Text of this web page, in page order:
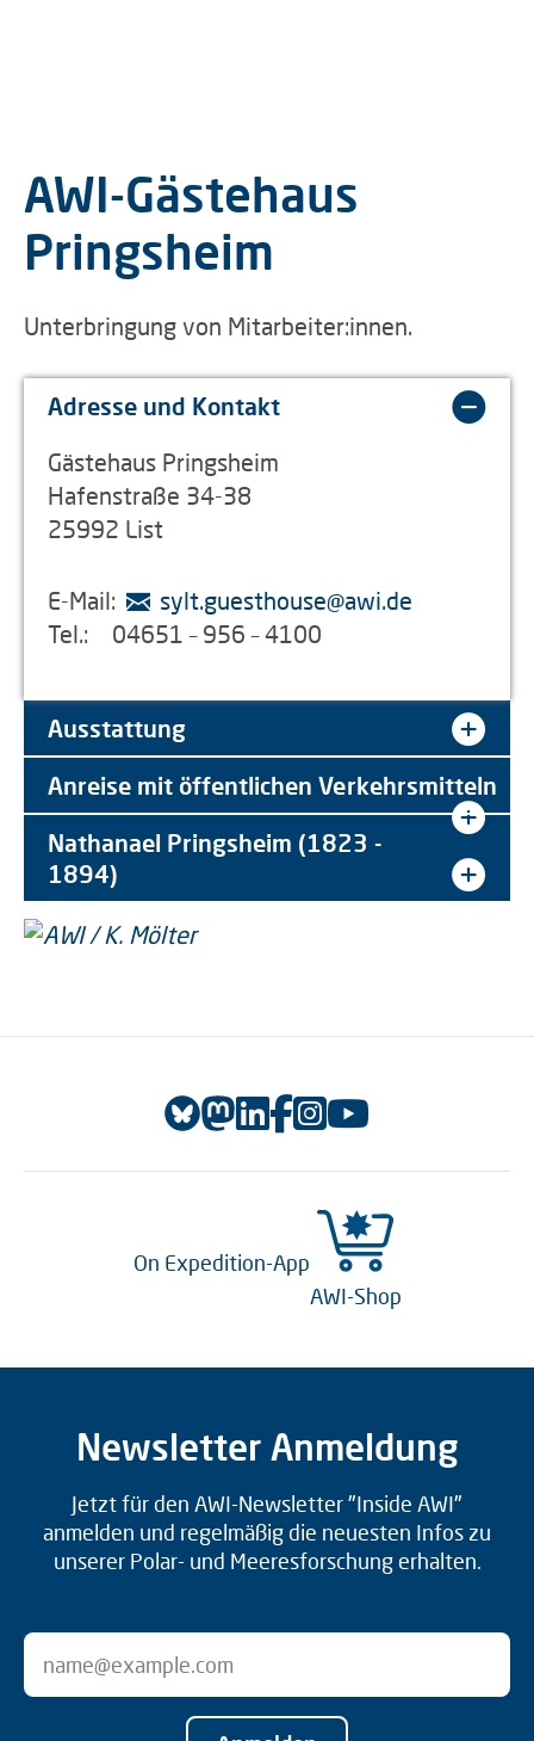
AWI-Gästehaus
Pringsheim
Unterbringung von Mitarbeiter:innen.
Adresse und Kontakt
Gästehaus Pringsheim
Hafenstraße 34-38
25992 List
E-Mail: sylt.guesthouse@awi.de
Tel.: 04651 – 956 – 4100
Ausstattung
Anreise mit öffentlichen Verkehrsmitteln
Nathanael Pringsheim (1823 -
1894)
On Expedition-App
AWI-Shop
Newsletter Anmeldung
Jetzt für den AWI-Newsletter "Inside AWI"
anmelden und regelmäßig die neuesten Infos zu
unserer Polar- und Meeresforschung erhalten.